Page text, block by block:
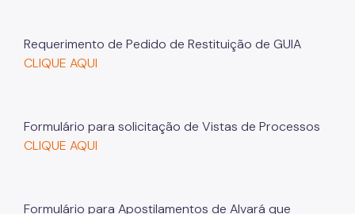
Cadastro da Edificação
Ficha Técnica
Denom. de Logradouros
Requerimento de Pedido de Restituição de GUIA
CLIQUE AQUI
Formulário para solicitação de Vistas de Processos
CLIQUE AQUI
Formulário para Apostilamentos de Alvará que